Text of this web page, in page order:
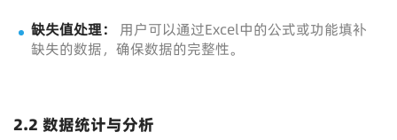
缺失值处理：
用户可以通过Excel中的公式或功能填补
缺失的数据，确保数据的完整性。
2.2 数据统计与分析